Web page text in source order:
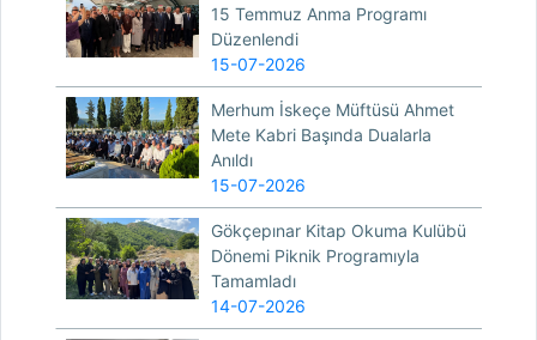
15 Temmuz Anma Programı
Düzenlendi
15-07-2026
Merhum İskeçe Müftüsü Ahmet
Mete Kabri Başında Dualarla
Anıldı
15-07-2026
Gökçepınar Kitap Okuma Kulübü
Dönemi Piknik Programıyla
Tamamladı
14-07-2026